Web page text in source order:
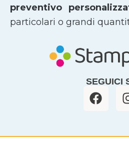
preventivo
particolari o grandi
SEGUICI
F
a
b